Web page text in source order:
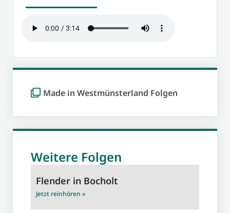
Made in Westmünsterland Folgen
Weitere Folgen
Flender in Bocholt
Jetzt reinhören »